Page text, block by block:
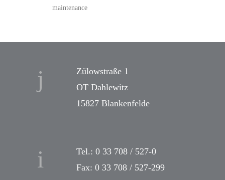
maintenance
Zülowstraße 1
OT Dahlewitz
15827 Blankenfelde
Tel.: 0 33 708 / 527-0
Fax: 0 33 708 / 527-299